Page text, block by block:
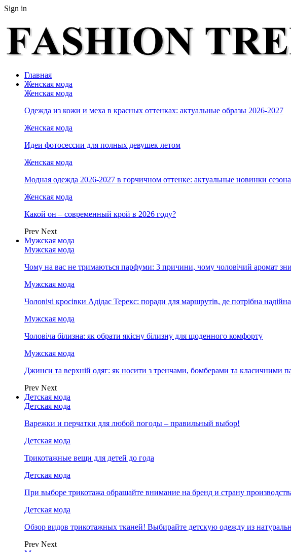
Sign in
Главная
Женская мода
Женская мода
Одежда из кожи и меха в красных оттенках: актуальные образы 2026-2027
Женская мода
Идеи фотосессии для полных девушек летом
Женская мода
Модная одежда 2026-2027 в горчичном оттенке: актуальные новинки сезона
Женская мода
Какой он – современный крой в 2026 году?
Prev Next
Мужская мода
Мужская мода
Чому на вас не тримаються парфуми: 3 причини, чому чоловічий аромат
Мужская мода
Чоловічі кросівки Адідас Терекс: поради для маршрутів, де потрібна
Мужская мода
Чоловіча білизна: як обрати якісну білизну для щоденного комфорту
Мужская мода
Джинси та верхній одяг: як носити з тренчами, бомберами та класичними
Prev Next
Детская мода
Детская мода
Варежки и перчатки для любой погоды – правильный выбор!
Детская мода
Трикотажные вещи для детей до года
Детская мода
При выборе трикотажа обращайте внимание на бренд и страну
Детская мода
Обзор видов трикотажных тканей! Выбирайте детскую одежду из
Prev Next